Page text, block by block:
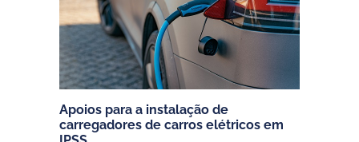
Apoios para a instalação de
carregadores de carros elétricos em